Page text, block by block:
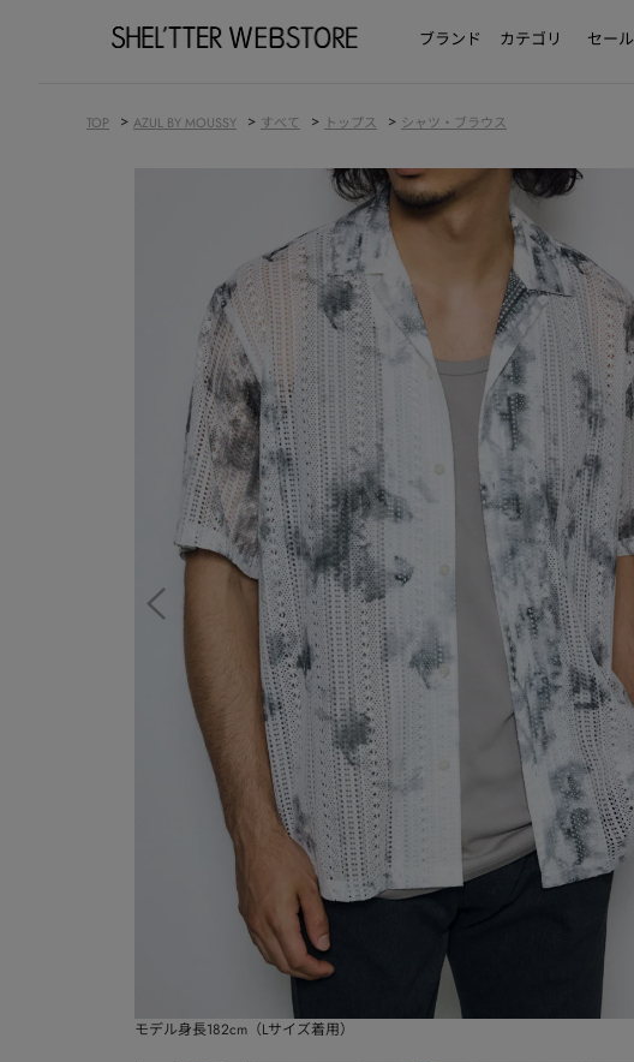
ブランド カテゴリ セール
TOP > AZUL BY MOUSSY > すべて > トップス > シャツ・ブラウス
モデル身長182cm（Lサイズ着用）